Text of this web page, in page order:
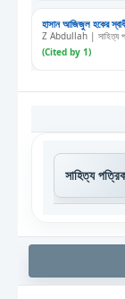
হাসান আজিজুল হকের
Z Abdullah | সাহিত্য
(Cited by 1)